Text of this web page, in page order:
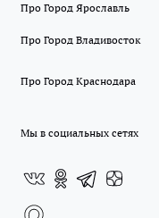
Про Город Ярославль
Про Город Владивосток
Про Город Краснодара
Мы в социальных сетях